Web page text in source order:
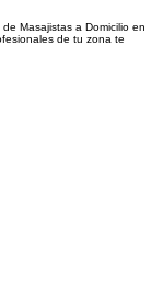
Masajistas a Domicilio en
de tu zona te